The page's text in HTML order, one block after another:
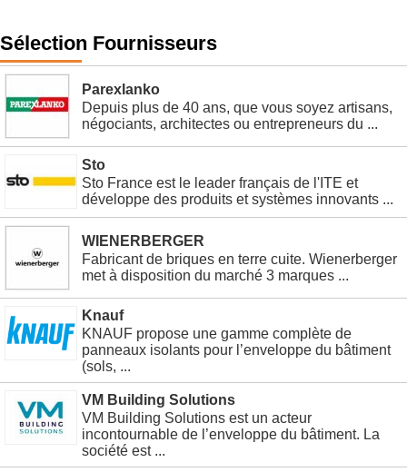
Sélection Fournisseurs
Parexlanko
Depuis plus de 40 ans, que vous soyez artisans,
négociants, architectes ou entrepreneurs du ...
Sto
Sto France est le leader français de l'ITE et
développe des produits et systèmes innovants ...
WIENERBERGER
Fabricant de briques en terre cuite. Wienerberger
met à disposition du marché 3 marques ...
Knauf
KNAUF propose une gamme complète de
panneaux isolants pour l’enveloppe du bâtiment
(sols, ...
VM Building Solutions
VM Building Solutions est un acteur
incontournable de l’enveloppe du bâtiment. La
société est ...